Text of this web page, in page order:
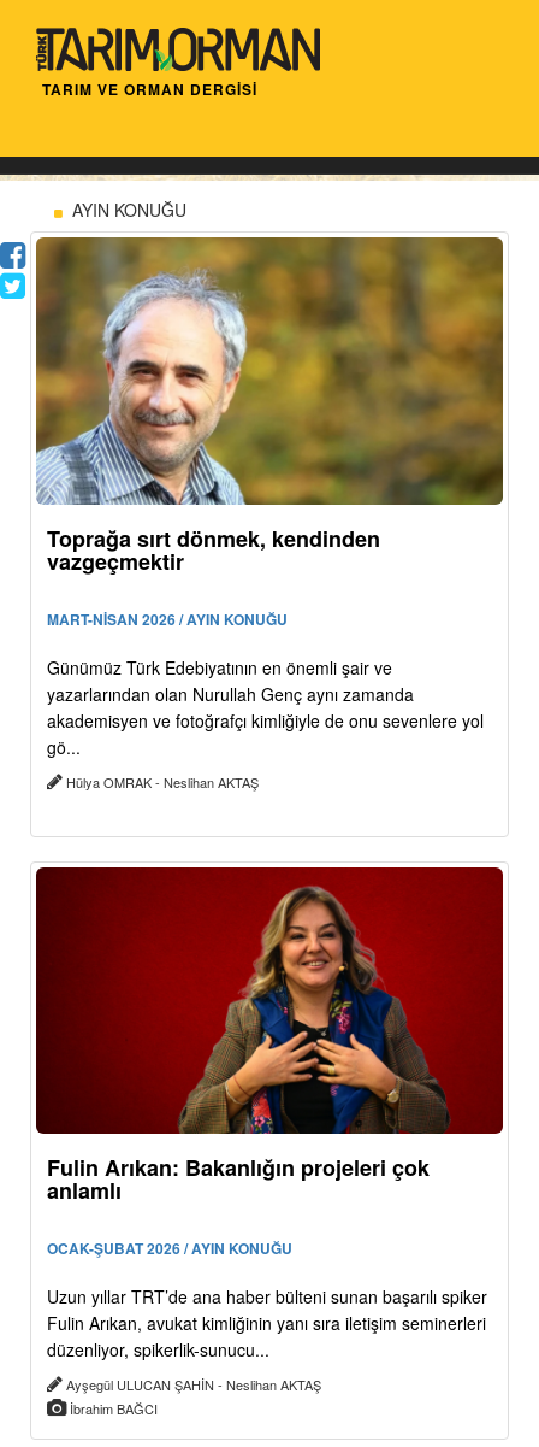
TARIM VE ORMAN DERGİSİ
AYIN KONUĞU
Toprağa sırt dönmek, kendinden
vazgeçmektir
MART-NİSAN 2026 / AYIN KONUĞU
Günümüz Türk Edebiyatının en önemli şair ve
yazarlarından olan Nurullah Genç aynı zamanda
akademisyen ve fotoğrafçı kimliğiyle de onu sevenlere yol
gö...
Hülya OMRAK - Neslihan AKTAŞ
Fulin Arıkan: Bakanlığın projeleri çok
anlamlı
OCAK-ŞUBAT 2026 / AYIN KONUĞU
Uzun yıllar TRT’de ana haber bülteni sunan başarılı spiker
Fulin Arıkan, avukat kimliğinin yanı sıra iletişim seminerleri
düzenliyor, spikerlik-sunucu...
Ayşegül ULUCAN ŞAHİN - Neslihan AKTAŞ
İbrahim BAĞCI